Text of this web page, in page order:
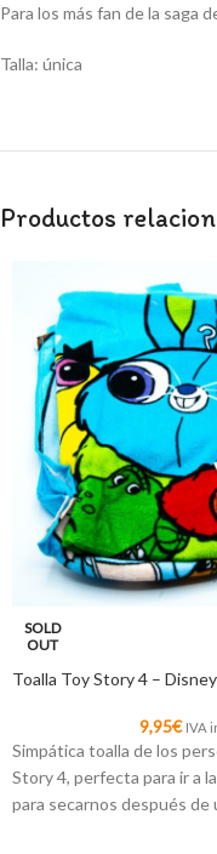
Para los más fan de la saga
Talla: única
Productos
SOLD
OUT
Toalla Toy Story 4 – Disney
9,95€ IVA
Simpática toalla de los
Story 4, perfecta para ir a
para secarnos después de